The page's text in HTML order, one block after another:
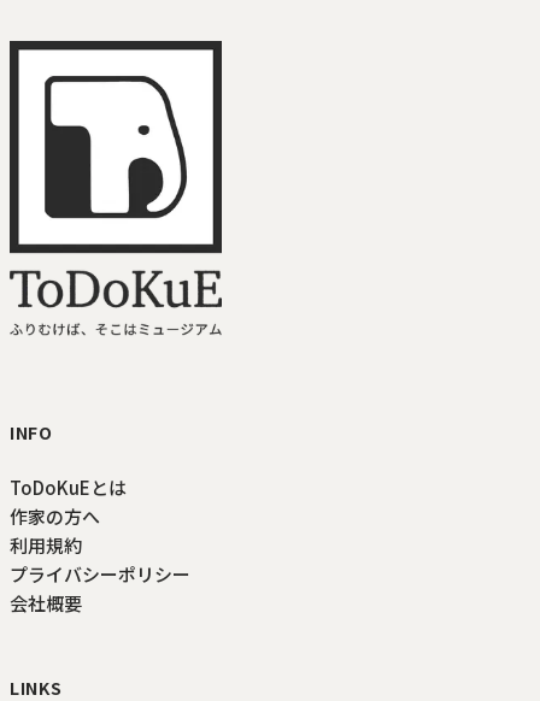
INFO
ToDoKuEとは
作家の方へ
利用規約
プライバシーポリシー
会社概要
LINKS